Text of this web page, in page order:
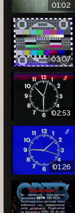
01:02
03:07
02:53
01:26